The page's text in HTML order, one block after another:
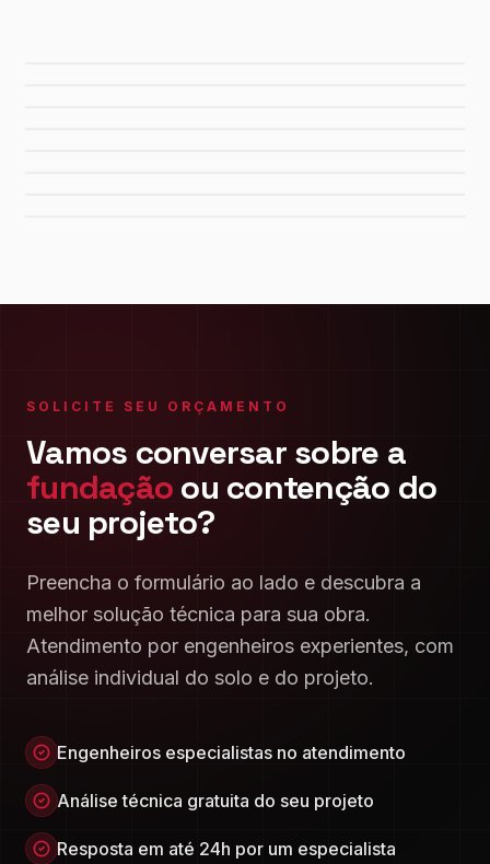
SOLICITE SEU ORÇAMENTO
Vamos conversar sobre a
fundação ou contenção do
seu projeto?
Preencha o formulário ao lado e descubra a
melhor solução técnica para sua obra.
Atendimento por engenheiros experientes, com
análise individual do solo e do projeto.
Engenheiros especialistas no atendimento
Análise técnica gratuita do seu projeto
Resposta em até 24h por um especialista